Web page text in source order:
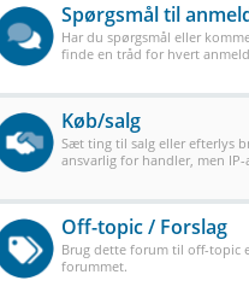
Spørgsmål til
Har du spørgsmål eller
finde en tråd for hvert
Køb/salg
Sæt ting til salg eller efterlys
ansvarlig for handler, men
Off-topic / Forslag
Brug dette forum til off-topic
forummet.